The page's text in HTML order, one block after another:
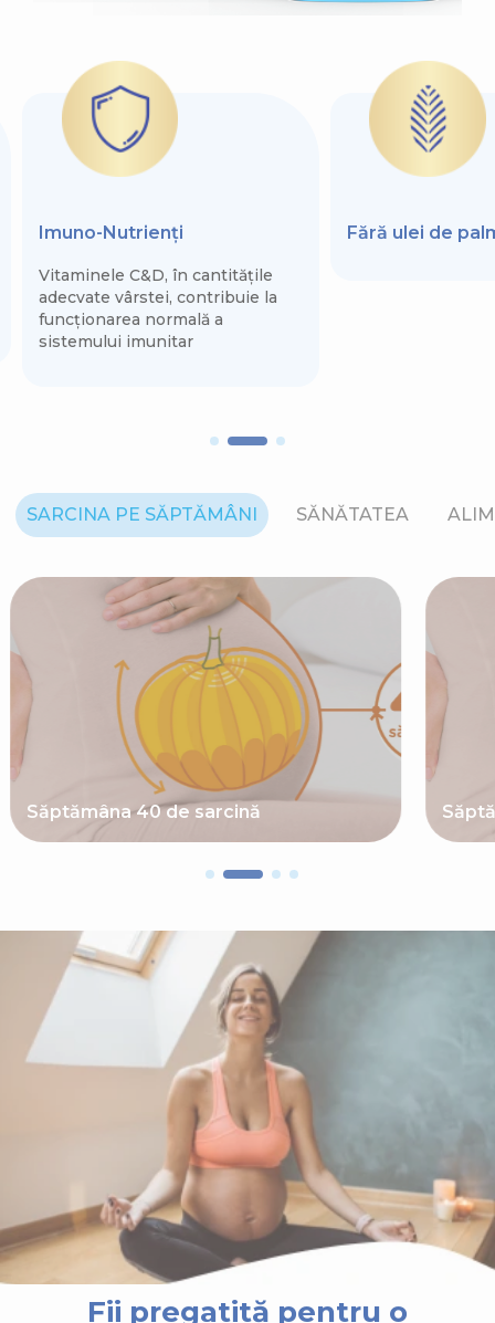
Imuno-Nutrienți
Vitaminele C&D, în cantitățile
adecvate vârstei, contribuie la
funcționarea normală a
sistemului imunitar
Fără ulei de
SARCINA PE SĂPTĂMÂNI SĂNĂTATEA
Săptămâna 40 de sarcină
Fii pregatită pentru o